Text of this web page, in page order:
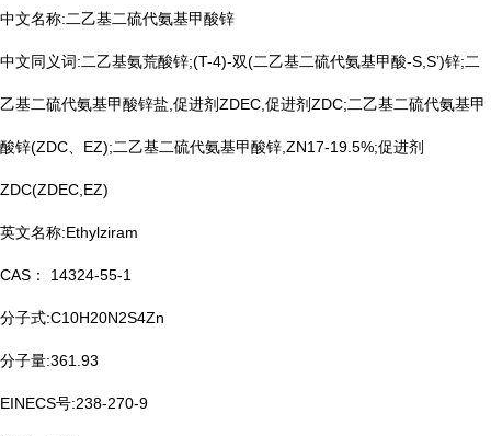
中文名称:二乙基二硫代氨基甲酸锌
中文同义词:二乙基氨荒酸锌;(T-4)-双(二乙基二硫代氨基甲酸-S,S’)锌;二
乙基二硫代氨基甲酸锌盐,促进剂ZDEC,促进剂ZDC;二乙基二硫代氨基甲
酸锌(ZDC、EZ);二乙基二硫代氨基甲酸锌,ZN17-19.5%;促进剂
ZDC(ZDEC,EZ)
英文名称:Ethylziram
CAS： 14324-55-1
分子式:C10H20N2S4Zn
分子量:361.93
EINECS号:238-270-9